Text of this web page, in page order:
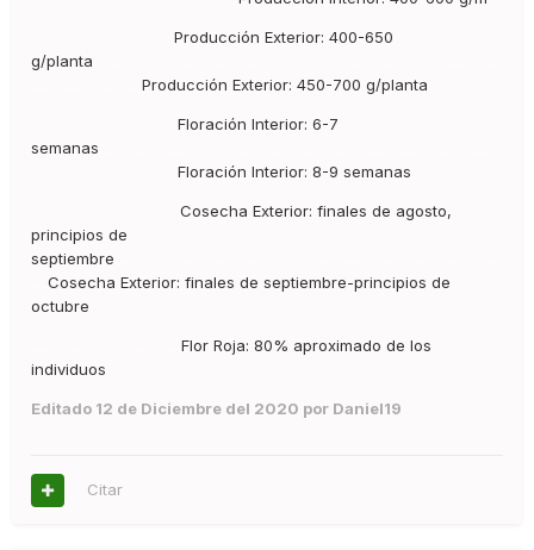
Producción Exterior: 400-650
g/planta
Producción Exterior: 450-700 g/planta
Floración Interior: 6-7
semanas
Floración Interior: 8-9 semanas
Cosecha Exterior: finales de agosto,
principios de
septiembre
Cosecha Exterior: finales de septiembre-principios de
octubre
Flor Roja: 80% aproximado de los
individuos
Editado 12 de Diciembre del 2020 por Daniel19
Citar